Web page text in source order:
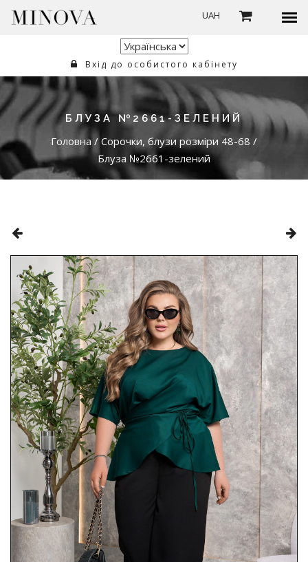
UAH
Вхід до особистого кабінету
БЛУЗА №2661-ЗЕЛЕНИЙ
Головна / Сорочки, блузи розміри 48-68 /
Блуза №2661-зелений